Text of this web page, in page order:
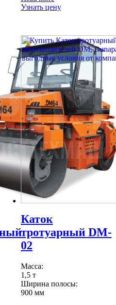
Узнать цену
Каток
тротуарный DM-
02
Масса:
1,5 т
Ширина полосы:
900 мм